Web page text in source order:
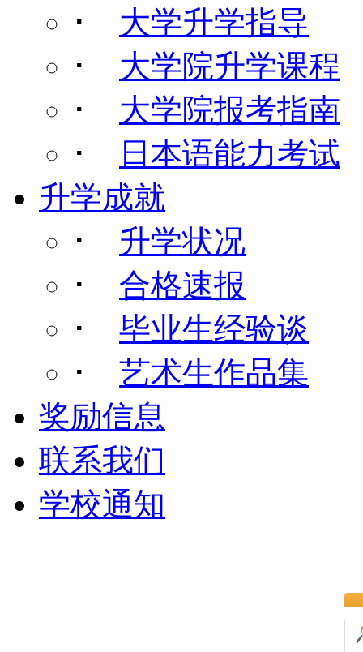
･ 大学升学指导
･ 大学院升学课程
･ 大学院报考指南
･
日本语能力考试
升学成就
･ 升学状况
･ 合格速报
･ 毕业生经验谈
･ 艺术生作品集
奖励信息
联系我们
学校通知